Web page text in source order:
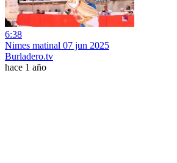
6:38
Nimes matinal 07 jun 2025
Burladero.tv
hace 1 año